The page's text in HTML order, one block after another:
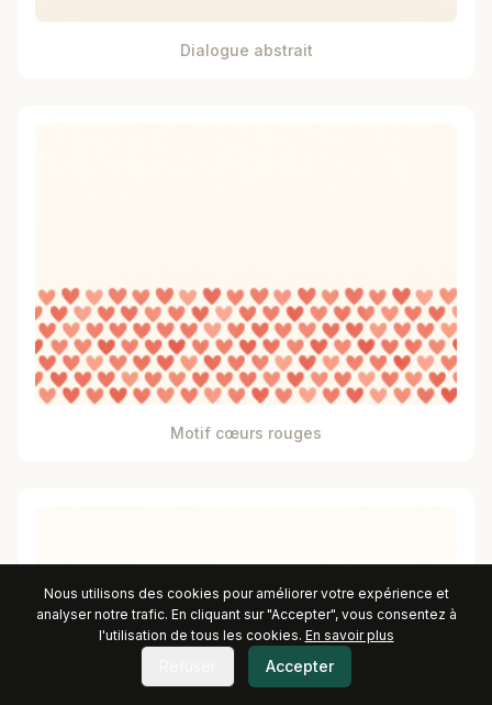
Dialogue abstrait
Motif cœurs rouges
Nous utilisons des cookies pour améliorer votre expérience et
analyser notre trafic. En cliquant sur "Accepter", vous consentez à
l'utilisation de tous les cookies. En savoir plus
Accepter